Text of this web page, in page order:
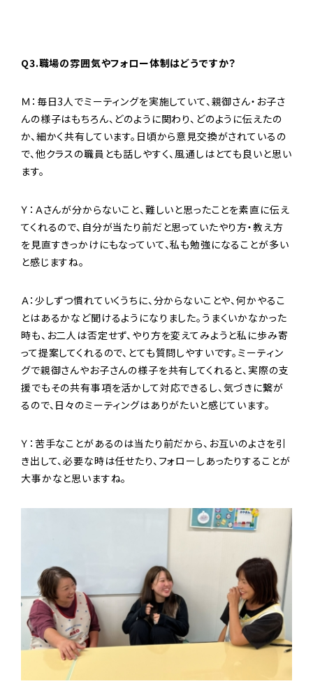
Q3.職場の雰囲気やフォロー体制はどうですか？
Ｍ：毎日3人でミーティングを実施していて、親御さん・お子さ
んの様子はもちろん、どのように関わり、どのように伝えたの
か、細かく共有しています。日頃から意見交換がされているの
で、他クラスの職員とも話しやすく、風通しはとても良いと思い
ます。
Ｙ：Ａさんが分からないこと、難しいと思ったことを素直に伝え
てくれるので、自分が当たり前だと思っていたやり方・教え方
を見直すきっかけにもなっていて、私も勉強になることが多い
と感じますね。
Ａ：少しずつ慣れていくうちに、分からないことや、何かやるこ
とはあるかなど聞けるようになりました。うまくいかなかった
時も、お二人は否定せず、やり方を変えてみようと私に歩み寄
って提案してくれるので、とても質問しやすいです。ミーティン
グで親御さんやお子さんの様子を共有してくれると、実際の支
援でもその共有事項を活かして対応できるし、気づきに繋が
るので、日々のミーティングはありがたいと感じています。
Ｙ：苦手なことがあるのは当たり前だから、お互いのよさを引
き出して、必要な時は任せたり、フォローしあったりすることが
大事かなと思いますね。